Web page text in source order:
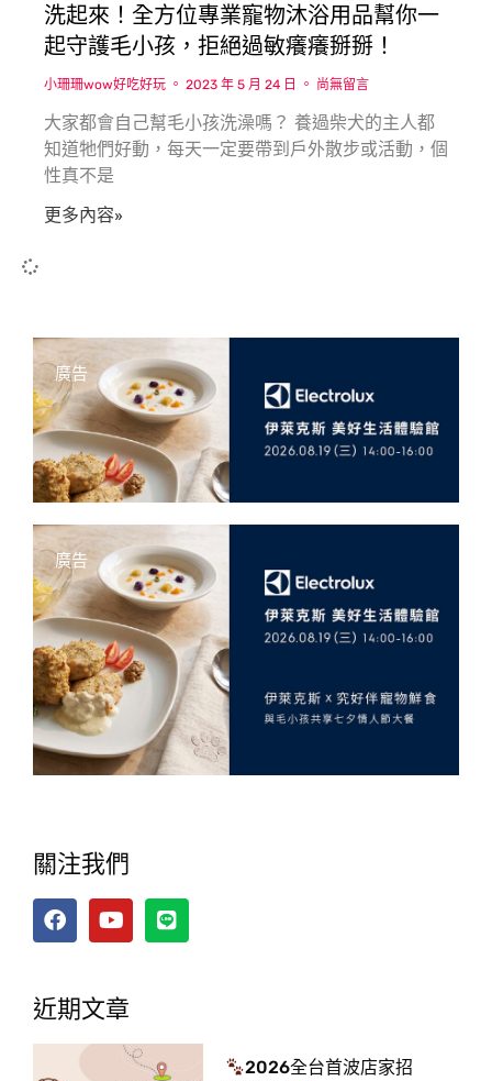
洗起來！全方位專業寵物沐浴用品幫你一
起守護毛小孩，拒絕過敏癢癢掰掰！
小珊珊wow好吃好玩 2023 年 5 月 24 日 尚無留言
大家都會自己幫毛小孩洗澡嗎？ 養過柴犬的主人都
知道牠們好動，每天一定要帶到戶外散步或活動，個
性真不是
更多內容»
廣告
廣告
關注我們
近期文章
2026全台首波店家招